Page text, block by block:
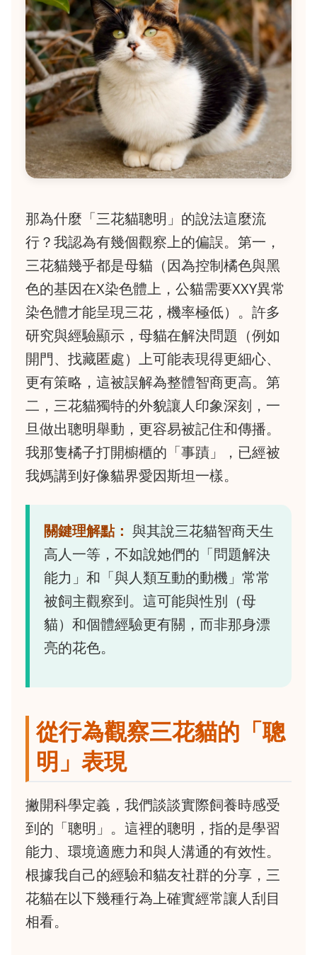
那為什麼「三花貓聰明」的說法這麼流
行？我認為有幾個觀察上的偏誤。第一，
三花貓幾乎都是母貓（因為控制橘色與黑
色的基因在X染色體上，公貓需要XXY異常
染色體才能呈現三花，機率極低）。許多
研究與經驗顯示，母貓在解決問題（例如
開門、找藏匿處）上可能表現得更細心、
更有策略，這被誤解為整體智商更高。第
二，三花貓獨特的外貌讓人印象深刻，一
旦做出聰明舉動，更容易被記住和傳播。
我那隻橘子打開櫥櫃的「事蹟」，已經被
我媽講到好像貓界愛因斯坦一樣。
關鍵理解點： 與其說三花貓智商天生
高人一等，不如說她們的「問題解決
能力」和「與人類互動的動機」常常
被飼主觀察到。這可能與性別（母
貓）和個體經驗更有關，而非那身漂
亮的花色。
從行為觀察三花貓的「聰
明」表現
撇開科學定義，我們談談實際飼養時感受
到的「聰明」。這裡的聰明，指的是學習
能力、環境適應力和與人溝通的有效性。
根據我自己的經驗和貓友社群的分享，三
花貓在以下幾種行為上確實經常讓人刮目
相看。